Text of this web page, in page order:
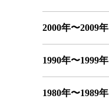
2000年〜2009年
1990年〜1999年
1980年〜1989年